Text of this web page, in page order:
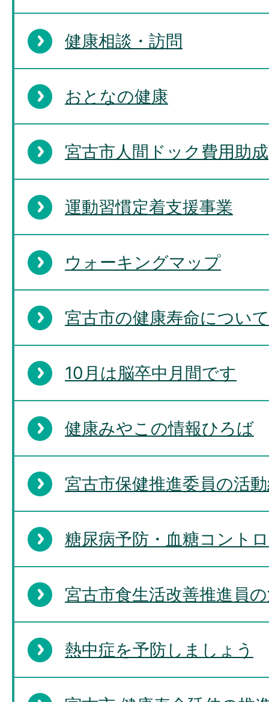
健康相談・訪問
おとなの健康
宮古市人間ドック費用助成
運動習慣定着支援事業
ウォーキングマップ
宮古市の健康寿命について
10月は脳卒中月間です
健康みやこの情報ひろば
宮古市保健推進委員の活
糖尿病予防・血糖コント
宮古市食生活改善推進員
熱中症を予防しましょう